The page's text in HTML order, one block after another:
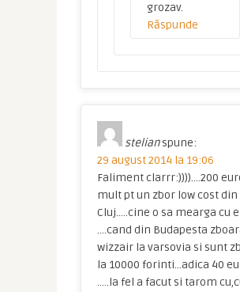
grozav.
Răspunde
stelian spune:
29 august 2014 la 19:06
Faliment clarrr:))))….200
mult pt un zbor low cost din
Cluj…..cine o sa mearga cu
….cand din Budapesta
wizzair la varsovia si sunt
la 10000 forinti…adica 40
…..la fel a facut si tarom